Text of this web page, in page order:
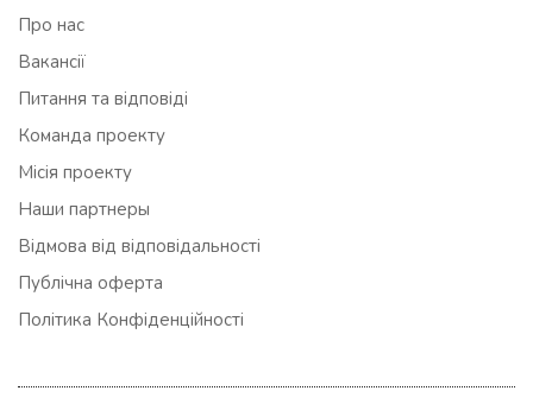
Про нас
Вакансії
Питання та відповіді
Команда проекту
Місія проекту
Наши партнеры
Відмова від відповідальності
Публічна оферта
Політика Конфіденційності